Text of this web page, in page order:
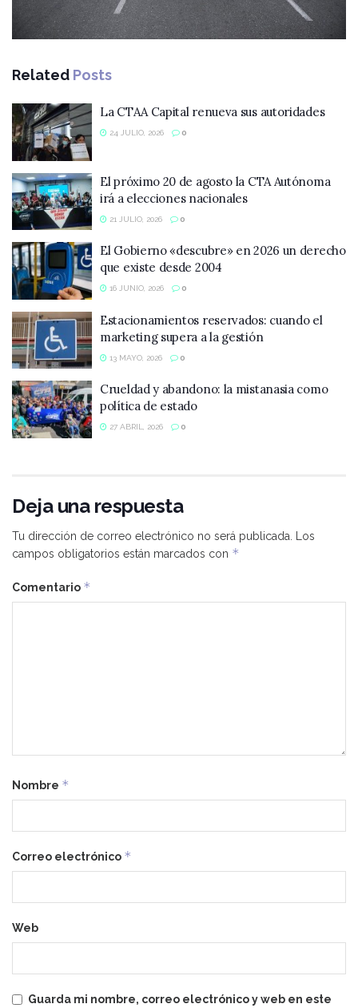
Related Posts
La CTAA Capital renueva sus autoridades
24 JULIO, 2026 0
El próximo 20 de agosto la CTA Autónoma
irá a elecciones nacionales
21 JULIO, 2026 0
El Gobierno «descubre» en 2026 un derecho
que existe desde 2004
16 JUNIO, 2026 0
Estacionamientos reservados: cuando el
marketing supera a la gestión
13 MAYO, 2026 0
Crueldad y abandono: la mistanasia como
política de estado
27 ABRIL, 2026 0
Deja una respuesta
Tu dirección de correo electrónico no será publicada.
Los
campos obligatorios están marcados con *
Comentario *
Nombre *
Correo electrónico *
Web
Guarda mi nombre, correo electrónico y web en este